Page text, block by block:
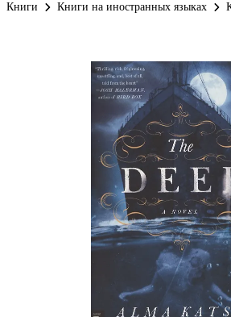
Книги Книги на иностранных языках